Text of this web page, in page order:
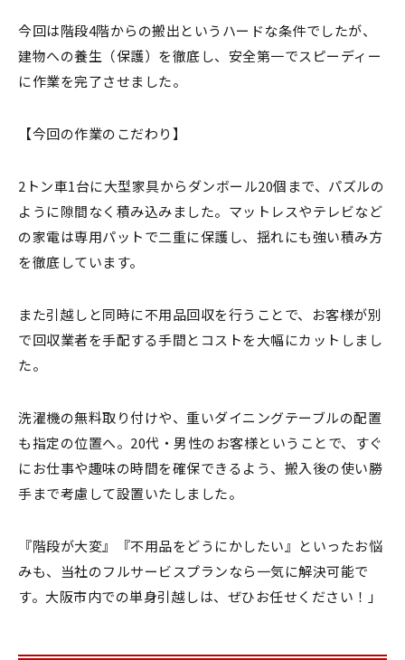
今回は階段4階からの搬出というハードな条件でしたが、
建物への養生（保護）を徹底し、安全第一でスピーディー
に作業を完了させました。
【今回の作業のこだわり】
2トン車1台に大型家具からダンボール20個まで、パズルの
ように隙間なく積み込みました。マットレスやテレビなど
の家電は専用パットで二重に保護し、揺れにも強い積み方
を徹底しています。
また引越しと同時に不用品回収を行うことで、お客様が別
で回収業者を手配する手間とコストを大幅にカットしまし
た。
洗濯機の無料取り付けや、重いダイニングテーブルの配置
も指定の位置へ。20代・男性のお客様ということで、すぐ
にお仕事や趣味の時間を確保できるよう、搬入後の使い勝
手まで考慮して設置いたしました。
『階段が大変』『不用品をどうにかしたい』といったお悩
みも、当社のフルサービスプランなら一気に解決可能で
す。大阪市内での単身引越しは、ぜひお任せください！」